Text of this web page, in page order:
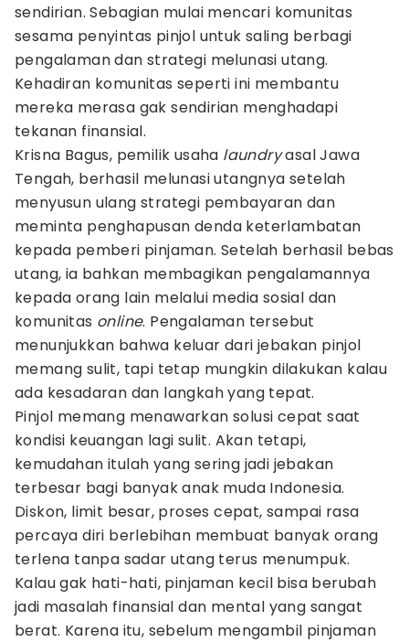
sendirian. Sebagian mulai mencari komunitas
sesama penyintas pinjol untuk saling berbagi
pengalaman dan strategi melunasi utang.
Kehadiran komunitas seperti ini membantu
mereka merasa gak sendirian menghadapi
tekanan finansial.
Krisna Bagus, pemilik usaha laundryasal Jawa
Tengah, berhasil melunasi utangnya setelah
menyusun ulang strategi pembayaran dan
meminta penghapusan denda keterlambatan
kepada pemberi pinjaman. Setelah berhasil bebas
utang, ia bahkan membagikan pengalamannya
kepada orang lain melalui media sosial dan
komunitas online. Pengalaman tersebut
menunjukkan bahwa keluar dari jebakan pinjol
memang sulit, tapi tetap mungkin dilakukan kalau
ada kesadaran dan langkah yang tepat.
Pinjol memang menawarkan solusi cepat saat
kondisi keuangan lagi sulit. Akan tetapi,
kemudahan itulah yang sering jadi jebakan
terbesar bagi banyak anak muda Indonesia.
Diskon, limit besar, proses cepat, sampai rasa
percaya diri berlebihan membuat banyak orang
terlena tanpa sadar utang terus menumpuk.
Kalau gak hati-hati, pinjaman kecil bisa berubah
jadi masalah finansial dan mental yang sangat
berat. Karena itu, sebelum mengambil pinjaman